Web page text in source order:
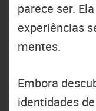
parece ser.
experiências
mentes.
Embora
identidades